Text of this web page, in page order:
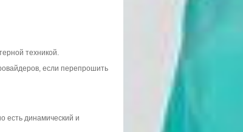
техникой.
если перепрошить
есть динамический и